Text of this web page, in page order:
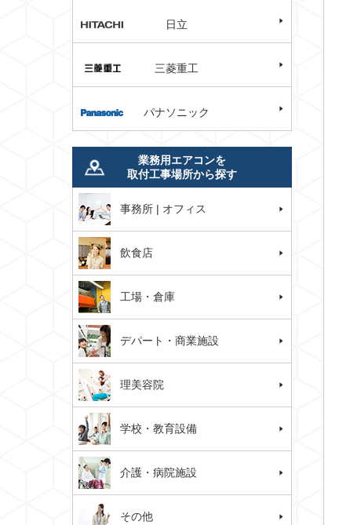
日立
三菱重工
パナソニック
業務用エアコンを
取付工事場所から探す
事務所 | オフィス
飲食店
工場・倉庫
デパート・商業施設
理美容院
学校・教育設備
介護・病院施設
その他